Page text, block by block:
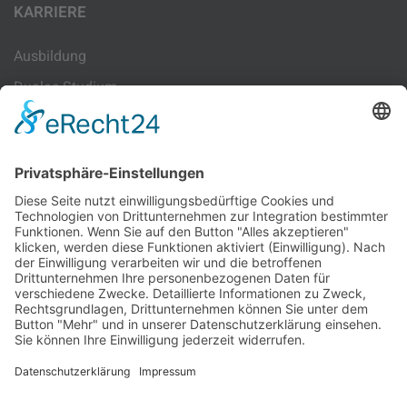
KARRIERE
Ausbildung
Duales Studium
Sachbearbeitung
INFORMATIONEN
Newsletteranmeldung
Kontakt
Datenschutz
Impressum